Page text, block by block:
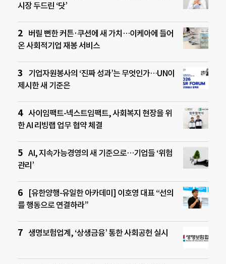
시장 두드린 ‘닷’
버릴 뻔한 커튼·쿠션에 새 가치…이케아에 들어
온 사회적기업 재봉 서비스
기업자원봉사의 ‘진짜 성과’는 무엇인가…UN이
제시한 새 기준은
사이임팩트-넥스트임팩트, 사회복지 현장을 위
한 AI 리빙랩 업무 협약 체결
AI, 지속가능경영의 새 기준으로…기업들 ‘위험
관리’
[유한양행-유일한 아카데미] 이호영 대표 “선의
를 행동으로 연결하라”
생명보험업계, ‘상생금융’ 통한 사회공헌 실시